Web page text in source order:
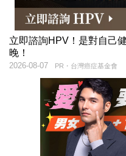
立即諮詢HPV！是對自己
晚！
PR・台灣癌症基金會
2026-08-07